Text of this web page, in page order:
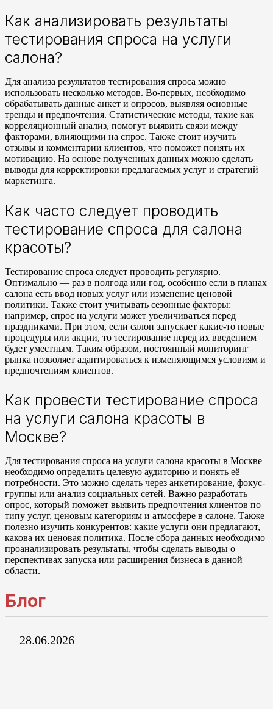
Как анализировать результаты
тестирования спроса на услуги
салона?
Для анализа результатов тестирования спроса можно
использовать несколько методов. Во-первых, необходимо
обрабатывать данные анкет и опросов, выявляя основные
тренды и предпочтения. Статистические методы, такие как
корреляционный анализ, помогут выявить связи между
факторами, влияющими на спрос. Также стоит изучить
отзывы и комментарии клиентов, что поможет понять их
мотивацию. На основе полученных данных можно сделать
выводы для корректировки предлагаемых услуг и стратегий
маркетинга.
Как часто следует проводить
тестирование спроса для салона
красоты?
Тестирование спроса следует проводить регулярно.
Оптимально — раз в полгода или год, особенно если в планах
салона есть ввод новых услуг или изменение ценовой
политики. Также стоит учитывать сезонные факторы:
например, спрос на услуги может увеличиваться перед
праздниками. При этом, если салон запускает какие-то новые
процедуры или акции, то тестирование перед их введением
будет уместным. Таким образом, постоянный мониторинг
рынка позволяет адаптироваться к изменяющимся условиям и
предпочтениям клиентов.
Как провести тестирование спроса
на услуги салона красоты в
Москве?
Для тестирования спроса на услуги салона красоты в Москве
необходимо определить целевую аудиторию и понять её
потребности. Это можно сделать через анкетирование, фокус-
группы или анализ социальных сетей. Важно разработать
опрос, который поможет выявить предпочтения клиентов по
типу услуг, ценовым категориям и атмосфере в салоне. Также
полезно изучить конкурентов: какие услуги они предлагают,
какова их ценовая политика. После сбора данных необходимо
проанализировать результаты, чтобы сделать выводы о
перспективах запуска или расширения бизнеса в данной
области.
Блог
28.06.2026